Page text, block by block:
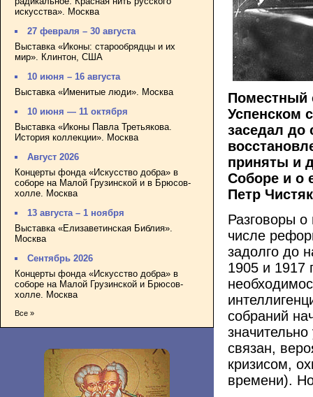
искусства». Москва
27 февраля – 30 августа
Выставка «Иконы: старообрядцы и их
мир». Клинтон, США
10 июня – 16 августа
Выставка «Именитые люди». Москва
10 июня — 11 октября
Выставка «Иконы Павла Третьякова.
История коллекции». Москва
Август 2026
Концерты фонда «Искусство добра» в
соборе на Малой Грузинской и в Брюсов-
холле. Москва
13 августа – 1 ноября
Выставка «Елизаветинская Библия».
Москва
Сентябрь 2026
Концерты фонда «Искусство добра» в
соборе на Малой Грузинской и Брюсов-
холле. Москва
Все »
Поместный
Успенском
заседал до
приняты и
Соборе и о
Петр
Разговоры
числе
задолго до
1905 и 1917
собраний
связан,
кризисом,
времени).